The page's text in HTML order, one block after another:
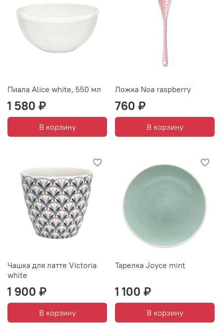
Пиала Alice white, 550 мл
1 580 ₽
В корзину
Ложка Noa raspberry
760 ₽
В корзину
Чашка для латте Victoria
white
1 900 ₽
В корзину
Тарелка Joyce mint
1 100 ₽
В корзину